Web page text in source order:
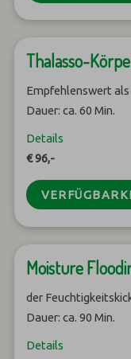
Thalasso-
Empfehlenswert
Dauer: ca. 60 Min.
Details
€ 96,-
Moisture
der
Dauer: ca. 90 Min.
Details